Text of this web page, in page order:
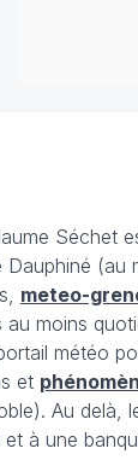
Séchet
(au
meteo-
moins
météo
et
Au delà,
et à une